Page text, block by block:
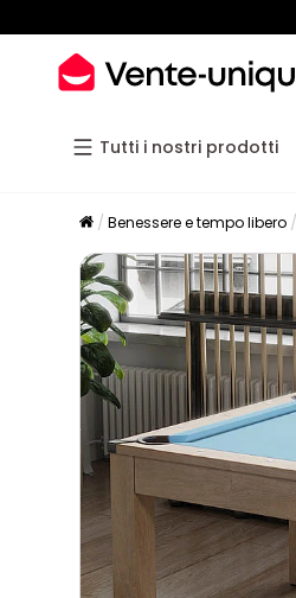
Tutti i nostri prodotti
Benessere e tempo libero